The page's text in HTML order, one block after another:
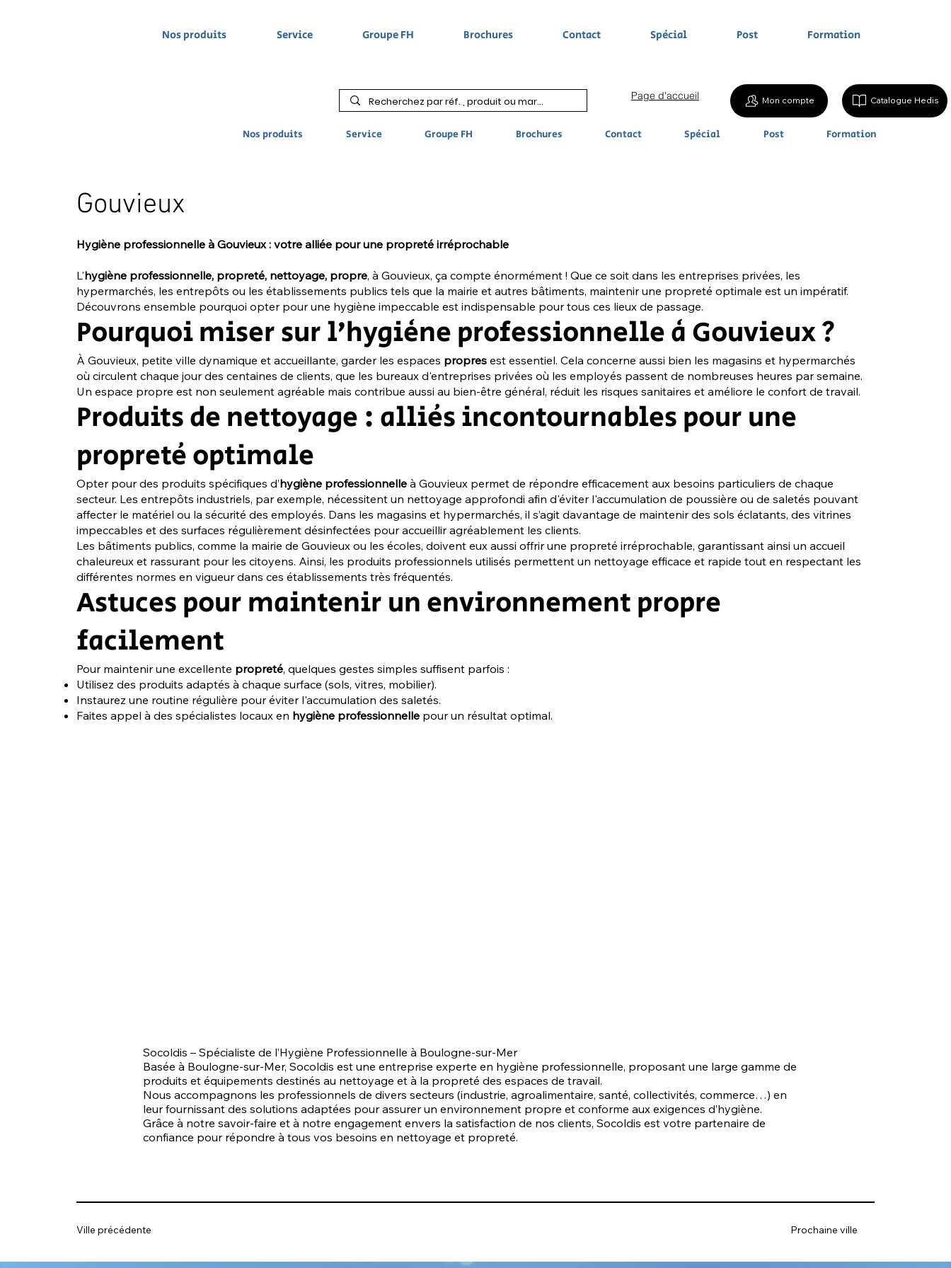
Nos produits Service Groupe FH Brochures Contact Spécial Post Formation
Page d'accueil Mon compte Catalogue Hedis
Nos produits Service Groupe FH Brochures Contact Spécial Post Formation
Gouvieux
Hygiène professionnelle à Gouvieux : votre alliée pour une propreté irréprochable
L'hygiène professionnelle, propreté, nettoyage, propre, à Gouvieux, ça compte énormément ! Que ce soit dans les entreprises privées, les
hypermarchés, les entrepôts ou les établissements publics tels que la mairie et autres bâtiments, maintenir une propreté optimale est un impératif.
Découvrons ensemble pourquoi opter pour une hygiène impeccable est indispensable pour tous ces lieux de passage.
Pourquoi miser sur l’hygiène professionnelle à Gouvieux ?
À Gouvieux, petite ville dynamique et accueillante, garder les espaces propresest essentiel. Cela concerne aussi bien les magasins et hypermarchés
où circulent chaque jour des centaines de clients, que les bureaux d'entreprises privées où les employés passent de nombreuses heures par semaine.
Un espace propre est non seulement agréable mais contribue aussi au bien-être général, réduit les risques sanitaires et améliore le confort de travail.
Produits de nettoyage : alliés incontournables pour une
propreté optimale
Opter pour des produits spécifiques d’hygiène professionnelleà Gouvieux permet de répondre efficacement aux besoins particuliers de chaque
secteur. Les entrepôts industriels, par exemple, nécessitent un nettoyage approfondi afin d'éviter l'accumulation de poussière ou de saletés pouvant
affecter le matériel ou la sécurité des employés. Dans les magasins et hypermarchés, il s’agit davantage de maintenir des sols éclatants, des vitrines
impeccables et des surfaces régulièrement désinfectées pour accueillir agréablement les clients.
Les bâtiments publics, comme la mairie de Gouvieux ou les écoles, doivent eux aussi offrir une propreté irréprochable, garantissant ainsi un accueil
chaleureux et rassurant pour les citoyens. Ainsi, les produits professionnels utilisés permettent un nettoyage efficace et rapide tout en respectant les
différentes normes en vigueur dans ces établissements très fréquentés.
Astuces pour maintenir un environnement propre
facilement
Pour maintenir une excellente propreté, quelques gestes simples suffisent parfois :
Utilisez des produits adaptés à chaque surface (sols, vitres, mobilier).
Instaurez une routine régulière pour éviter l'accumulation des saletés.
Faites appel à des spécialistes locaux en hygiène professionnellepour un résultat optimal.
Socoldis – Spécialiste de l’Hygiène Professionnelle à Boulogne-sur-Mer
Basée à Boulogne-sur-Mer, Socoldis est une entreprise experte en hygiène professionnelle, proposant une large gamme de
produits et équipements destinés au nettoyage et à la propreté des espaces de travail.
Nous accompagnons les professionnels de divers secteurs (industrie, agroalimentaire, santé, collectivités, commerce…) en
leur fournissant des solutions adaptées pour assurer un environnement propre et conforme aux exigences d’hygiène.
Grâce à notre savoir-faire et à notre engagement envers la satisfaction de nos clients, Socoldis est votre partenaire de
confiance pour répondre à tous vos besoins en nettoyage et propreté.
Prochaine ville
Ville précédente